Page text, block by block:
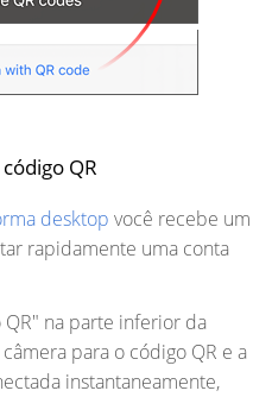
QR
desktop você recebe um
rapidamente uma conta
na parte inferior da
para o código QR e a
instantaneamente,